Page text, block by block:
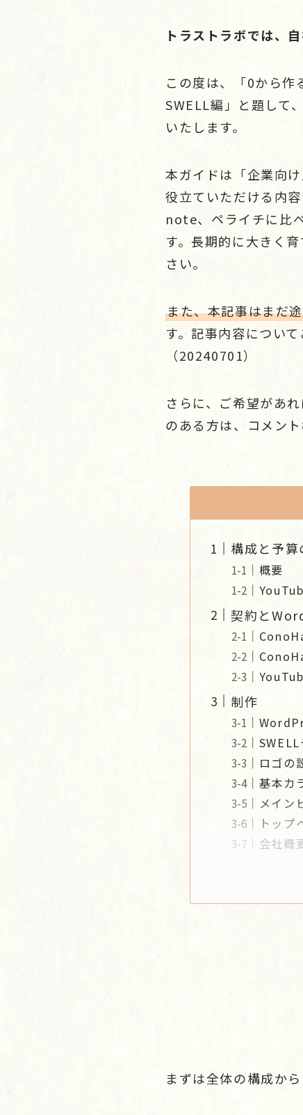
トラストラボでは、
この度は、「0から
SWELL編」と題して
いたします。
本ガイドは「企業向
役立ていただける内
note、ペライチに比
す。長期的に大きく
さい。
また、本記事はまだ
す。記事内容につい
（20240701）
さらに、ご希望があ
のある方は、コメン
構成と予算
概要
契約と
制作
ロゴの
基本カ
メイン
トップ
会社概
まずは全体の構成か